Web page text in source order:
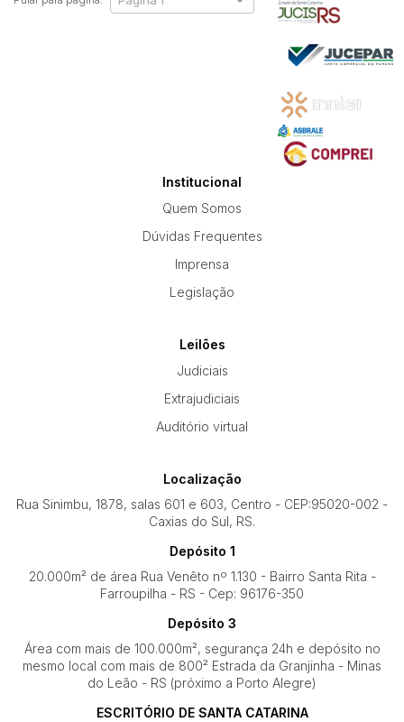
Institucional
Quem Somos
Dúvidas Frequentes
Imprensa
Legislação
Leilões
Judiciais
Extrajudiciais
Auditório virtual
Localização
Rua Sinimbu, 1878, salas 601 e 603, Centro - CEP:95020-002 -
Caxias do Sul, RS.
Depósito 1
20.000m² de área Rua Venêto nº 1.130 - Bairro Santa Rita -
Farroupilha - RS - Cep: 96176-350
Depósito 3
Área com mais de 100.000m², segurança 24h e depósito no
mesmo local com mais de 800² Estrada da Granjinha - Minas
do Leão - RS (próximo a Porto Alegre)
ESCRITÓRIO DE SANTA CATARINA